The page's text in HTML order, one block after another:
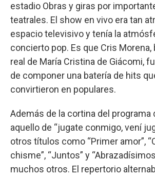
estadio Obras y giras por
teatrales. El show en vivo era tan
espacio televisivo y tenía la
concierto pop. Es que Cris
real de María Cristina de Giácomi,
de componer una batería de hits
convirtieron en populares.
Además de la cortina del programa
aquello de “jugate conmigo, vení
otros títulos como “Primer amor”,
chisme”, “Juntos” y
muchos otros. El repertorio